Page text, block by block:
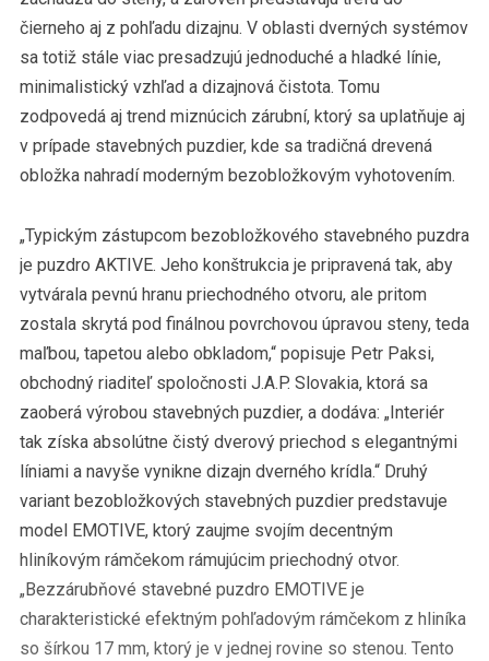
čierneho aj z pohľadu dizajnu. V oblasti dverných systémov
sa totiž stále viac presadzujú jednoduché a hladké línie,
minimalistický vzhľad a dizajnová čistota. Tomu
zodpovedá aj trend miznúcich zárubní, ktorý sa uplatňuje aj
v prípade stavebných puzdier, kde sa tradičná drevená
obložka nahradí moderným bezobložkovým vyhotovením.
„Typickým zástupcom bezobložkového stavebného puzdra
je puzdro AKTIVE. Jeho konštrukcia je pripravená tak, aby
vytvárala pevnú hranu priechodného otvoru, ale pritom
zostala skrytá pod finálnou povrchovou úpravou steny, teda
maľbou, tapetou alebo obkladom,“ popisuje Petr Paksi,
obchodný riaditeľ spoločnosti J.A.P. Slovakia, ktorá sa
zaoberá výrobou stavebných puzdier, a dodáva: „Interiér
tak získa absolútne čistý dverový priechod s elegantnými
líniami a navyše vynikne dizajn dverného krídla.“ Druhý
variant bezobložkových stavebných puzdier predstavuje
model EMOTIVE, ktorý zaujme svojím decentným
hliníkovým rámčekom rámujúcim priechodný otvor.
„Bezzárubňové stavebné puzdro EMOTIVE je
charakteristické efektným pohľadovým rámčekom z hliníka
so šírkou 17 mm, ktorý je v jednej rovine so stenou. Tento